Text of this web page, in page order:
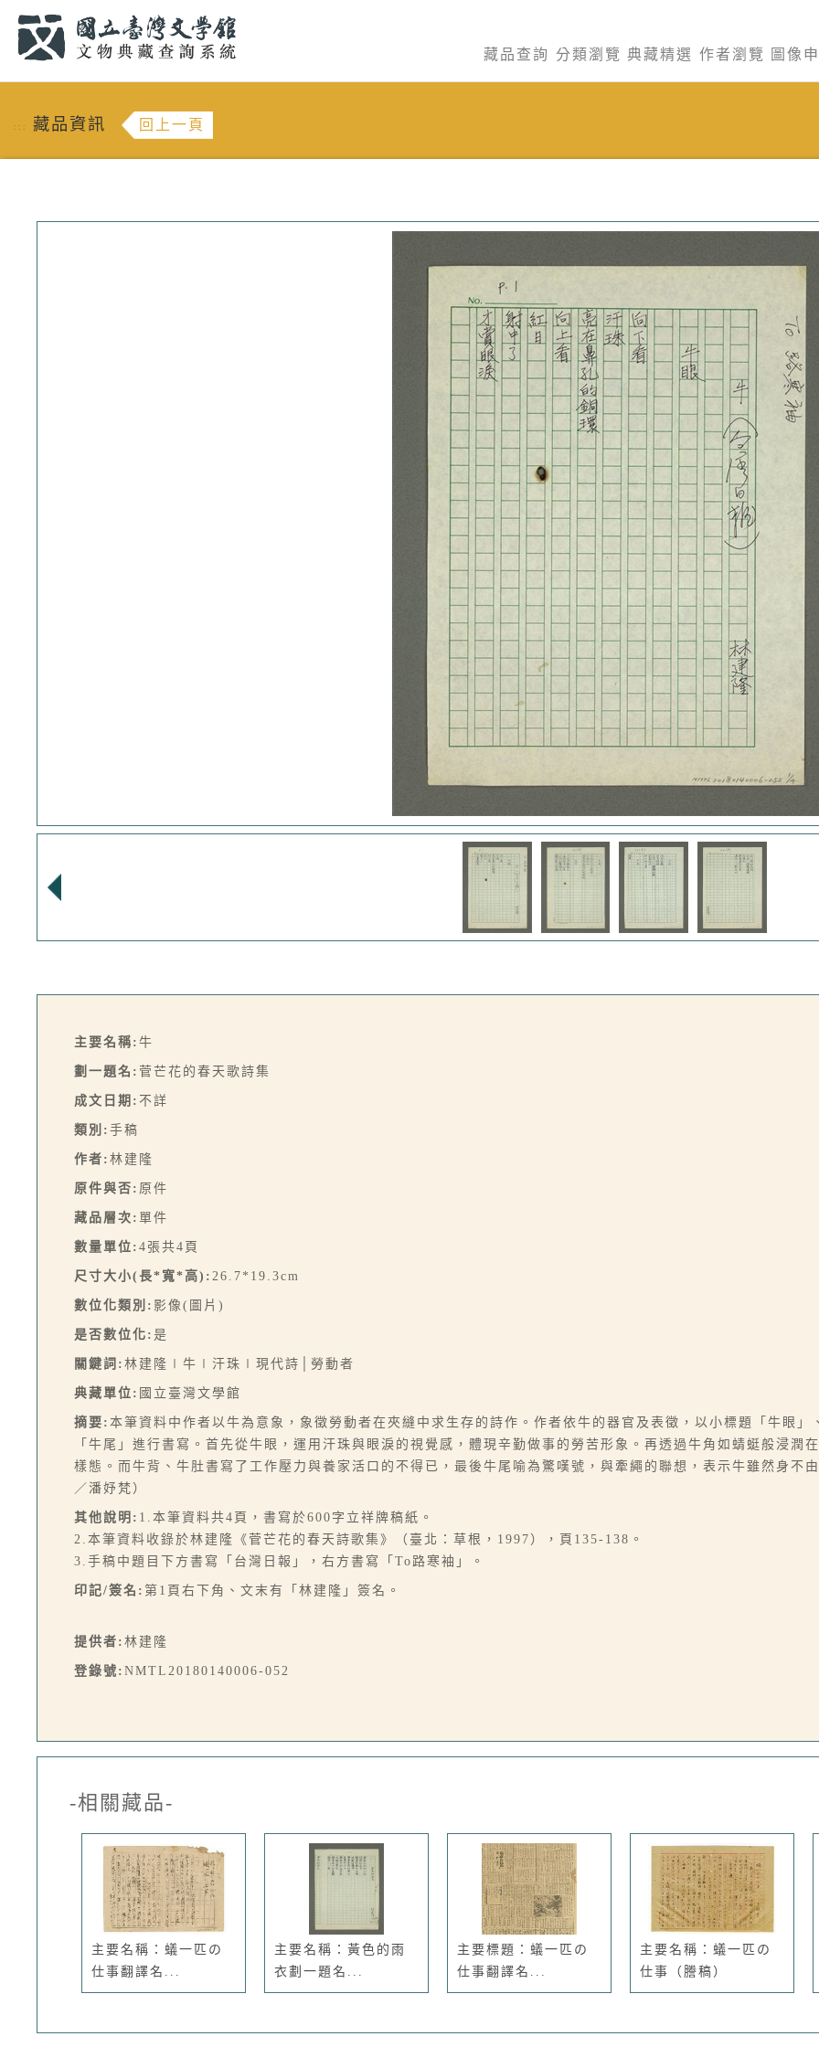
藏品查詢 分類瀏覽 典藏精選 作者瀏覽 圖像
::: 藏品資訊 回上一頁
主要名稱: 牛
劃一題名: 菅芒花的春天歌詩集
成文日期: 不詳
類別: 手稿
作者: 林建隆
原件與否: 原件
藏品層次: 單件
數量單位: 4張共4頁
尺寸大小(長*寬*高): 26.7*19.3cm
數位化類別: 影像(圖片)
是否數位化: 是
關鍵詞: 林建隆∣牛∣汗珠∣現代詩│勞動者
典藏單位: 國立臺灣文學館
摘要: 本筆資料中作者以牛為意象，象徵勞動者在夾縫中求生存的詩作。作者依牛的器官及表徵，以小標題「牛眼
「牛尾」進行書寫。首先從牛眼，運用汗珠與眼淚的視覺感，體現辛勤做事的勞苦形象。再透過牛角如蜻蜓般浸潤
樣態。而牛背、牛肚書寫了工作壓力與養家活口的不得已，最後牛尾喻為驚嘆號，與牽繩的聯想，表示牛雖然身不
／潘妤梵）
其他說明: 1.本筆資料共4頁，書寫於600字立祥牌稿紙。
2.本筆資料收錄於林建隆《菅芒花的春天詩歌集》（臺北：草根，1997），頁135-138。
3.手稿中題目下方書寫「台灣日報」，右方書寫「To路寒袖」。
印記/簽名: 第1頁右下角、文末有「林建隆」簽名。
提供者: 林建隆
登錄號: NMTL20180140006-052
-相關藏品-
主要名稱：蟻一匹の
仕事翻譯名...
主要名稱：黃色的雨
衣劃一題名...
主要標題：蟻一匹の
仕事翻譯名...
主要名稱：蟻一匹の
仕事（謄稿）